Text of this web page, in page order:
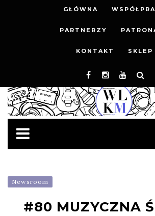
GŁÓWNA
PARTNERZY
KONTAKT SKLEP
Newsroom
#80 MUZYCZNA